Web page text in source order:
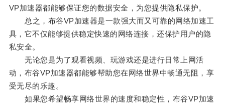
VP加速器都能够保证您的数据安全，为您提供隐私保护。
总之，布谷VP加速器是一款强大而又可靠的网络加速工
具，它不仅能够提供稳定快速的网络连接，还保护用户的隐
私安全。
无论您是为了观看视频、玩游戏还是进行日常上网活
动，布谷VP加速器都能够帮助您在网络世界中畅通无阻，享
受无尽的乐趣。
如果您希望畅享网络世界的速度和稳定性，布谷VP加速